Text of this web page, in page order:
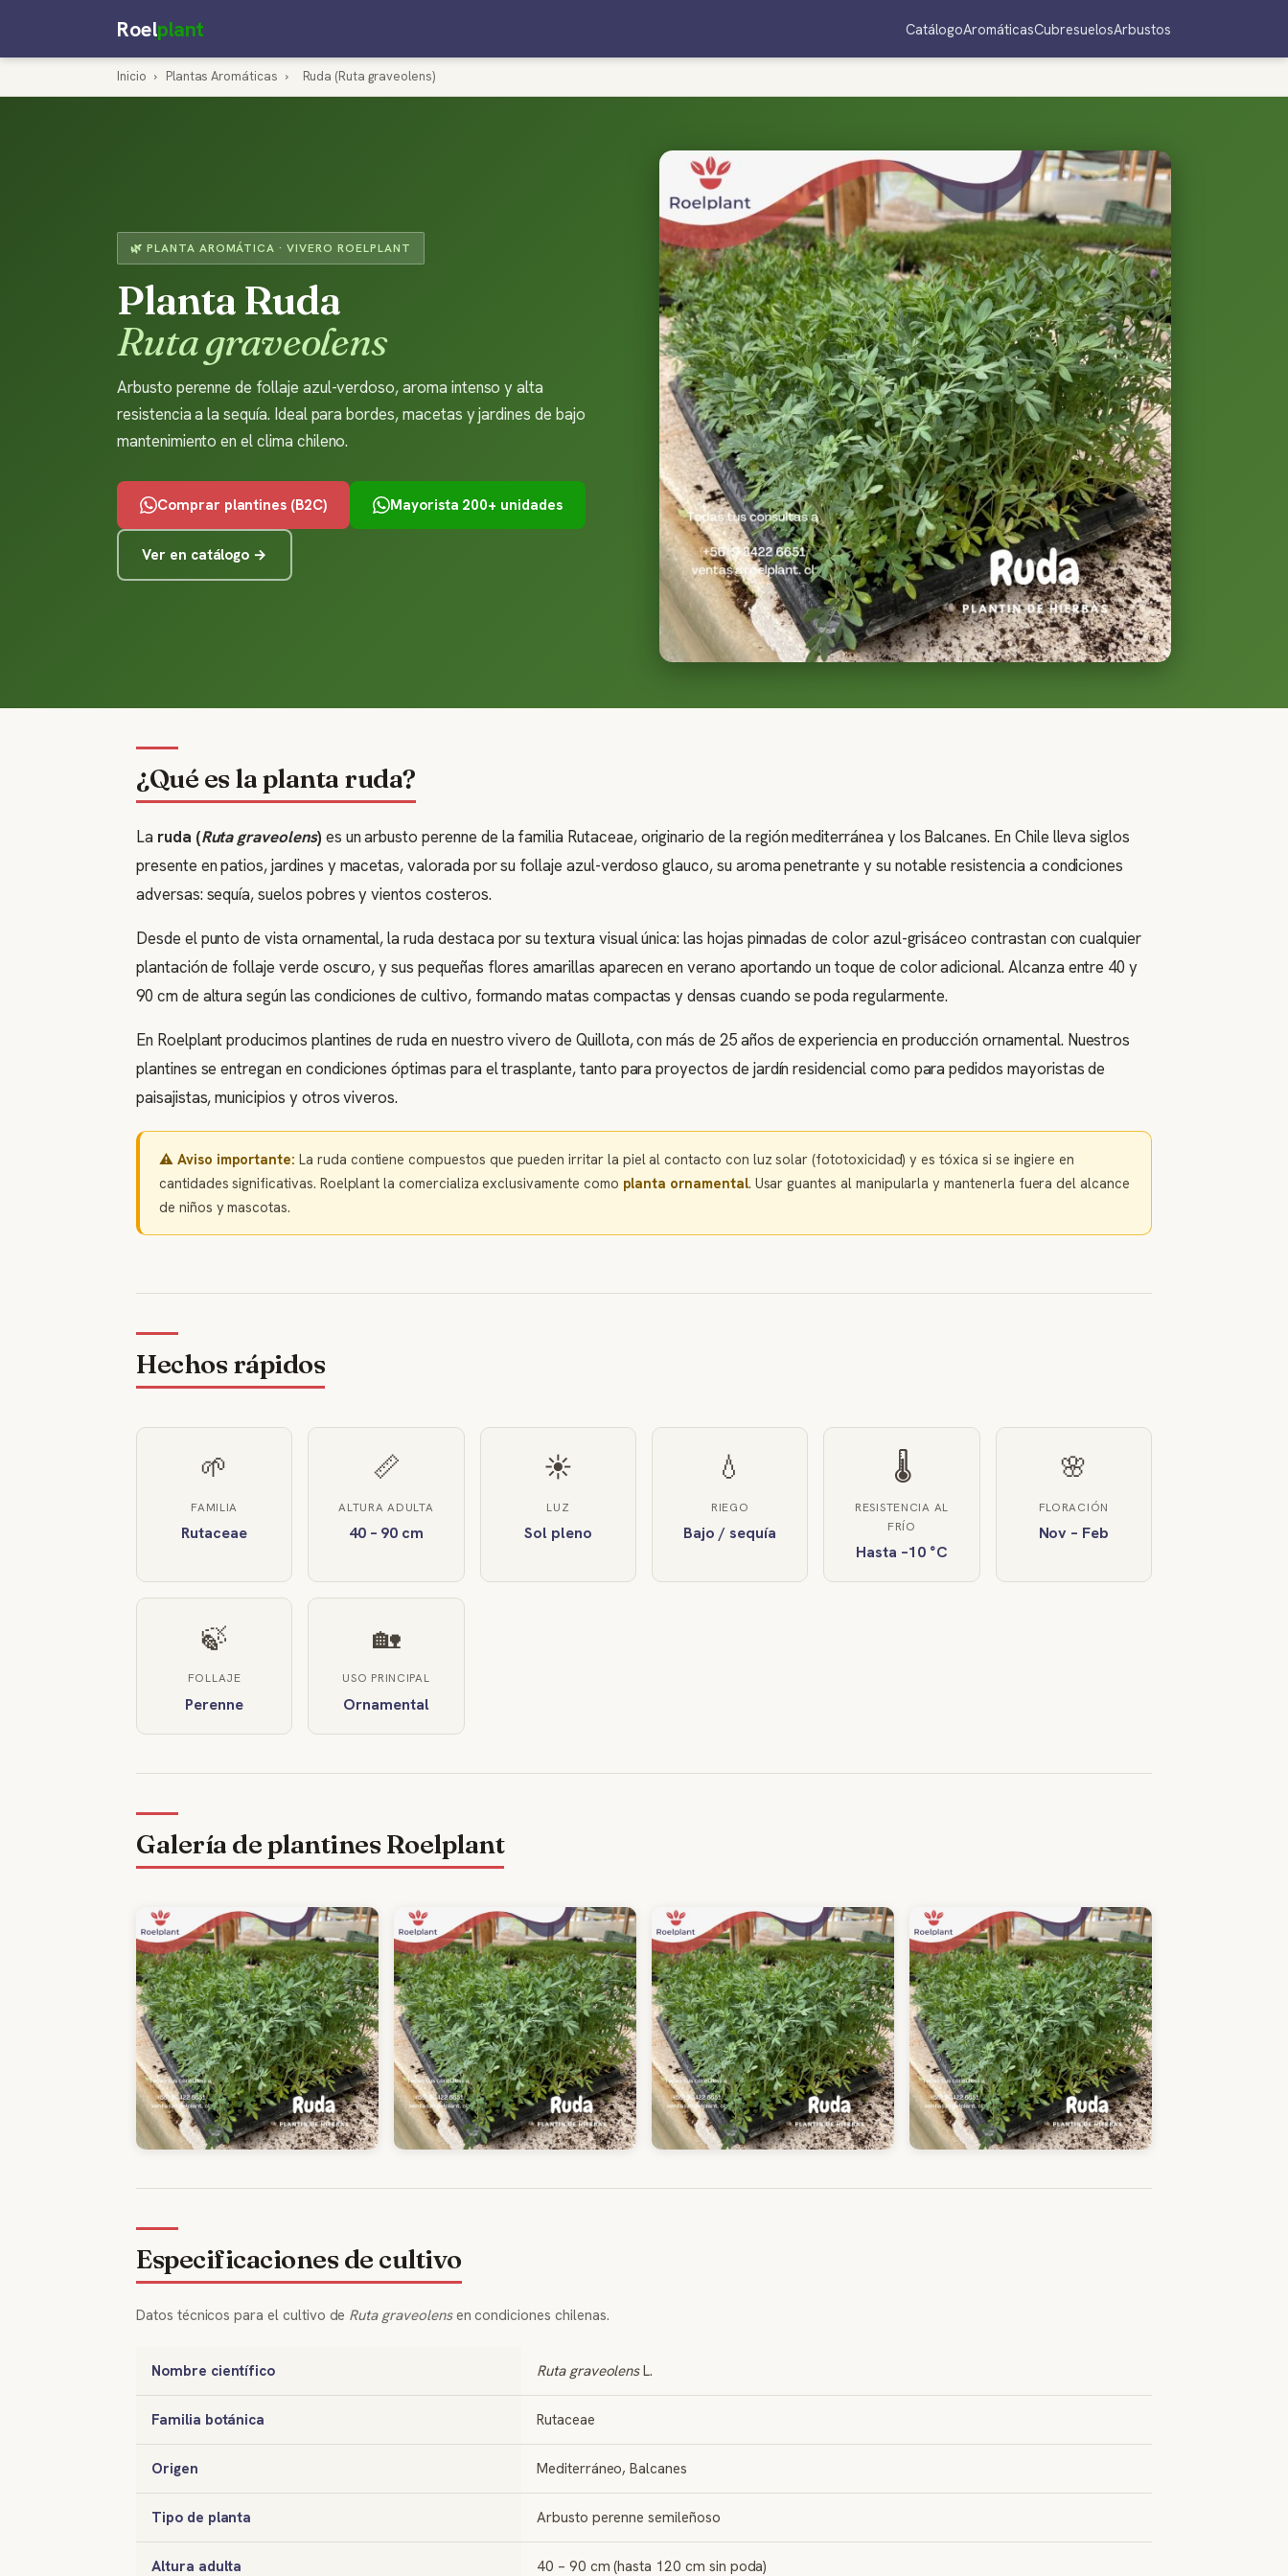
Roelplant CatálogoAromáticasCubresuelosArbustos
Inicio › Plantas Aromáticas › Ruda (Ruta graveolens)
🌿 PLANTA AROMÁTICA · VIVERO ROELPLANT
Planta Ruda
Ruta graveolens
Arbusto perenne de follaje azul-verdoso, aroma intenso y alta
resistencia a la sequía. Ideal para bordes, macetas y jardines de bajo
mantenimiento en el clima chileno.
Comprar plantines (B2C) Mayorista 200+ unidades
Ver en catálogo →
¿Qué es la planta ruda?
La ruda (Ruta graveolens) es un arbusto perenne de la familia Rutaceae, originario de la región mediterránea y los Balcanes. En Chile lleva siglos
presente en patios, jardines y macetas, valorada por su follaje azul-verdoso glauco, su aroma penetrante y su notable resistencia a condiciones
adversas: sequía, suelos pobres y vientos costeros.
Desde el punto de vista ornamental, la ruda destaca por su textura visual única: las hojas pinnadas de color azul-grisáceo contrastan con cualquier
plantación de follaje verde oscuro, y sus pequeñas flores amarillas aparecen en verano aportando un toque de color adicional. Alcanza entre 40 y
90 cm de altura según las condiciones de cultivo, formando matas compactas y densas cuando se poda regularmente.
En Roelplant producimos plantines de ruda en nuestro vivero de Quillota, con más de 25 años de experiencia en producción ornamental. Nuestros
plantines se entregan en condiciones óptimas para el trasplante, tanto para proyectos de jardín residencial como para pedidos mayoristas de
paisajistas, municipios y otros viveros.
⚠️ Aviso importante: La ruda contiene compuestos que pueden irritar la piel al contacto con luz solar (fototoxicidad) y es tóxica si se ingiere en
cantidades significativas. Roelplant la comercializa exclusivamente como planta ornamental. Usar guantes al manipularla y mantenerla fuera del alcance
de niños y mascotas.
Hechos rápidos
🌱
FAMILIA
Rutaceae
📏
ALTURA ADULTA
40 – 90 cm
☀️
LUZ
Sol pleno
💧
RIEGO
Bajo / sequía
🌡️
RESISTENCIA AL
FRÍO
Hasta –10 °C
🌸
FLORACIÓN
Nov – Feb
🍃
FOLLAJE
Perenne
🏡
USO PRINCIPAL
Ornamental
Galería de plantines Roelplant
Especificaciones de cultivo
Datos técnicos para el cultivo de Ruta graveolensen condiciones chilenas.
Nombre científico Ruta graveolensL.
Familia botánica Rutaceae
Origen Mediterráneo, Balcanes
Tipo de planta Arbusto perenne semileñoso
Altura adulta 40 – 90 cm (hasta 120 cm sin poda)